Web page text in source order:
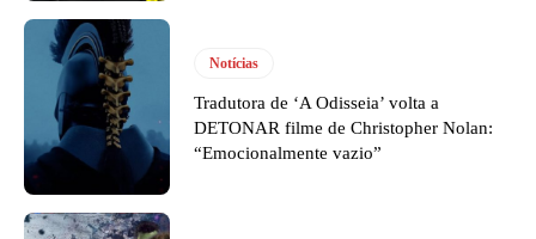
Notícias
Tradutora de ‘A Odisseia’ volta a
DETONAR filme de Christopher Nolan:
“Emocionalmente vazio”